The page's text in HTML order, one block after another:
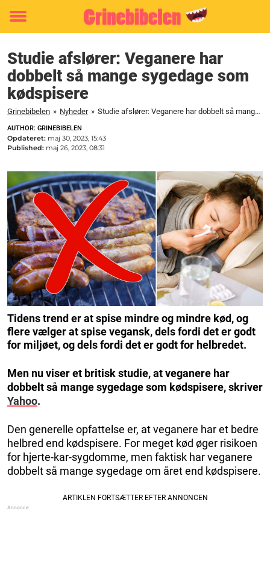
Toggle
Studie afslører: Veganere har
dobbelt så mange sygedage som
kødspisere
Grinebibelen » Nyheder » Studie afslører: Veganere har dobbelt så mange sygedage som kødspisere
AUTHOR: GRINEBIBELEN
Opdateret: maj 30, 2023, 15:43
Published: maj 26, 2023, 08:31
Tidens trend er at spise mindre og mindre kød, og
flere vælger at spise vegansk, dels fordi det er godt
for miljøet, og dels fordi det er godt for helbredet.
Men nu viser et britisk studie, at veganere har
dobbelt så mange sygedage som kødspisere, skriver
Yahoo.
Den generelle opfattelse er, at veganere har et bedre
helbred end kødspisere. For meget kød øger risikoen
for hjerte-kar-sygdomme, men faktisk har veganere
dobbelt så mange sygedage om året end kødspisere.